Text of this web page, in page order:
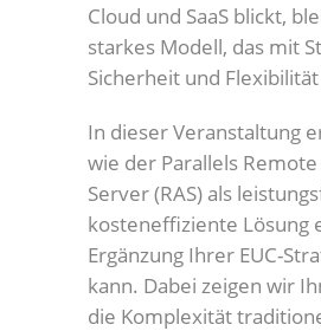
Cloud und SaaS blickt,
starkes Modell, das mit
Sicherheit und
In dieser Veranstaltung
wie der Parallels
Server (RAS) als
kosteneffiziente Lösung
Ergänzung Ihrer EUC-
kann. Dabei zeigen wir
die Komplexität